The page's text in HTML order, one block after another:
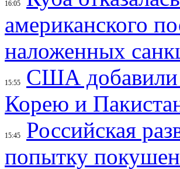
16:05
американского
наложенных
15:55
США добавили
Корею и
15:45
Российская
попытку